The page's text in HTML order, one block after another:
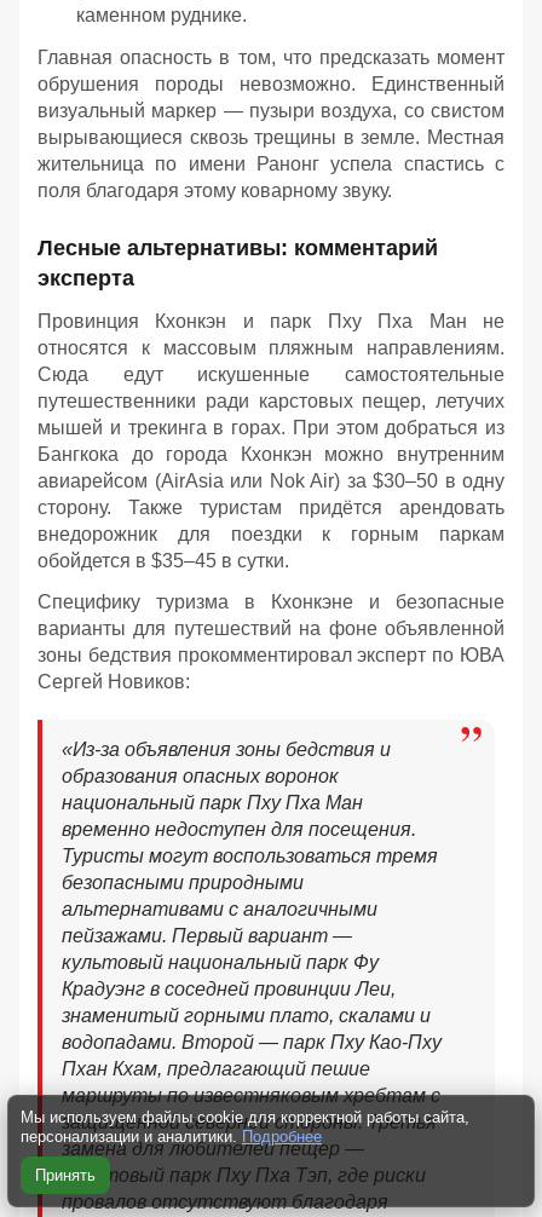
каменном руднике.
Главная опасность в том, что предсказать момент
обрушения породы невозможно. Единственный
визуальный маркер — пузыри воздуха, со свистом
вырывающиеся сквозь трещины в земле. Местная
жительница по имени Ранонг успела спастись с
поля благодаря этому коварному звуку.
Лесные альтернативы: комментарий
эксперта
Провинция Кхонкэн и парк Пху Пха Ман не
относятся к массовым пляжным направлениям.
Сюда едут искушенные самостоятельные
путешественники ради карстовых пещер, летучих
мышей и трекинга в горах. При этом добраться из
Бангкока до города Кхонкэн можно внутренним
авиарейсом (AirAsia или Nok Air) за $30–50 в одну
сторону. Также туристам придётся арендовать
внедорожник для поездки к горным паркам
обойдется в $35–45 в сутки.
Специфику туризма в Кхонкэне и безопасные
варианты для путешествий на фоне объявленной
зоны бедствия прокомментировал эксперт по ЮВА
Сергей Новиков:
«Из-за объявления зоны бедствия и
образования опасных воронок
национальный парк Пху Пха Ман
временно недоступен для посещения.
Туристы могут воспользоваться тремя
безопасными природными
альтернативами с аналогичными
пейзажами. Первый вариант —
культовый национальный парк Фу
Крадуэнг в соседней провинции Леи,
знаменитый горными плато, скалами и
водопадами. Второй — парк Пху Као-Пху
Пхан Кхам, предлагающий пешие
маршруты по известняковым хребтам с
защищенной северной стороны. Третья
замена для любителей пещер —
карстовый парк Пху Пха Тэп, где риски
провалов отсутствуют благодаря
Мы используем файлы cookie для корректной работы сайта,
персонализации и аналитики. Подробнее
Принять